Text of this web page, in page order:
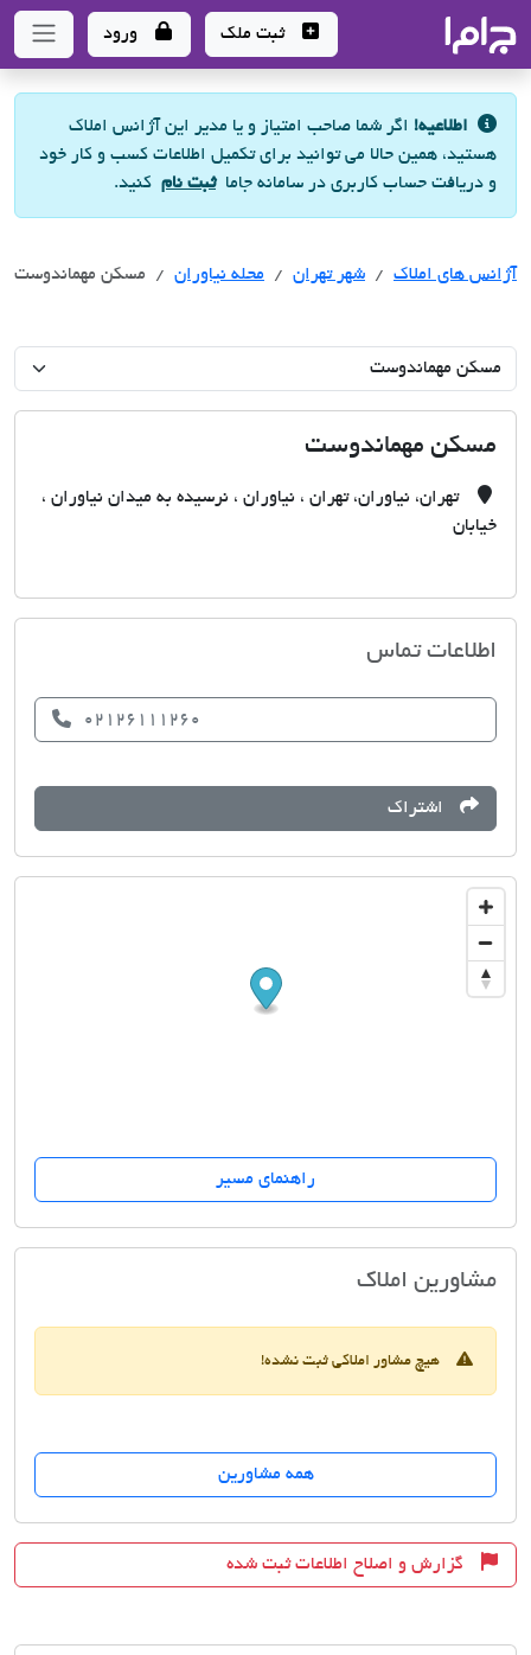
- سامانه جامع املاک و مشاورین املاک
ثبت ملک ورود
اطلاعیه! اگر شما صاحب امتیاز و یا مدیر این آژانس املاک
هستید، همین حالا می توانید برای تکمیل اطلاعات کسب و کار خود
و دریافت حساب کاربری در سامانه جاماثبت نام کنید.
آژانس های املاک آژانس های املاک
شهر تهران آژانس های املاک
محله نیاوران مسکن مهماندوست
مسکن مهماندوست
تهران، نیاوران، تهران ، نیاوران ، نرسیده به میدان نیاوران ،
خیابان
اطلاعات تماس
02126111260
اشتراک
راهنمای مسیر
مشاورین املاکمسکن مهماندوست
هیچ مشاور املاکی ثبت نشده!
همه مشاورین
گزارش و اصلاح اطلاعات ثبت شده